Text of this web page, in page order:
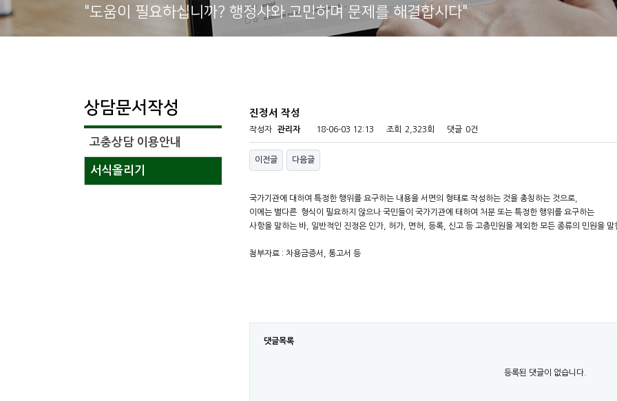
"도움이 필요하십니까? 행정사와 고민하며 문제를 해결합시다"
상담문서작성
고충상담 이용안내
서식올리기
진정서 작성
작성자 관리자 18-06-03 12:13 조회 2,323회 댓글 0건
이전글 다음글
국가기관에 대하여 특정한 행위를 요구하는 내용을 서면의 형태로 작성하는 것을 총칭하는 것으로,
이에는 별다른 형식이 필요하지 않으나 국민들이 국가기관에 태하여 처분 또는 특정한 행위를 요구하는
사항을 말하는 바, 일반적인 진정은 인가, 허가, 면허, 등록, 신고 등 고층민원을 제외한 모든 종류의 민원을 말
첨부자료 : 차용금증서, 통고서 등
댓글목록
등록된 댓글이 없습니다.